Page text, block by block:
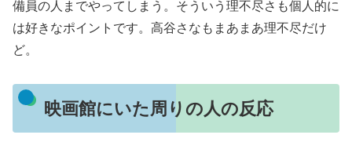
備員の人までやってしまう。そういう理不尽さも個人的に
は好きなポイントです。高谷さなもまあまあ理不尽だけ
ど。
映画館にいた周りの人の反応